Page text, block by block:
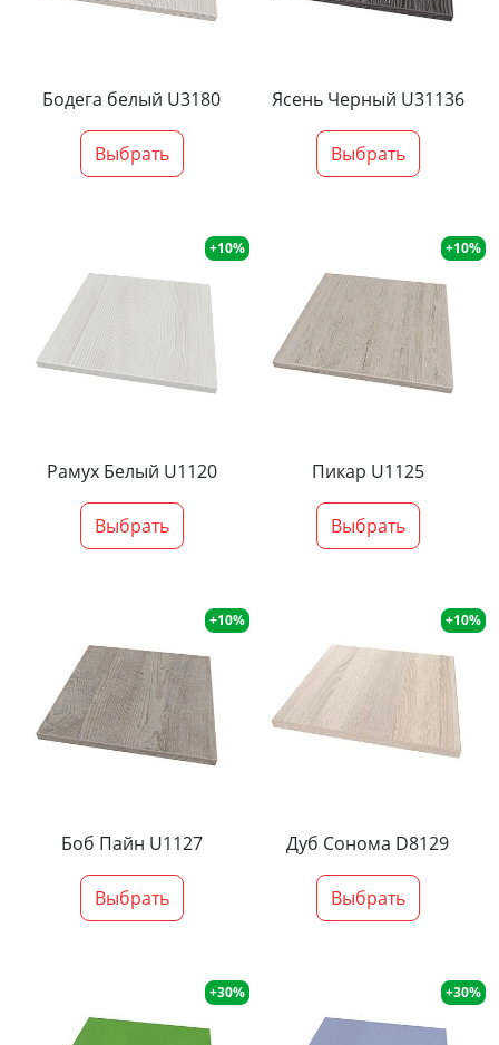
Бодега белый U3180
Выбрать
Ясень Черный U31136
Выбрать
+10%
Рамух Белый U1120
Выбрать
+10%
Пикар U1125
Выбрать
+10%
Боб Пайн U1127
Выбрать
+10%
Дуб Сонома D8129
Выбрать
+30% +30%